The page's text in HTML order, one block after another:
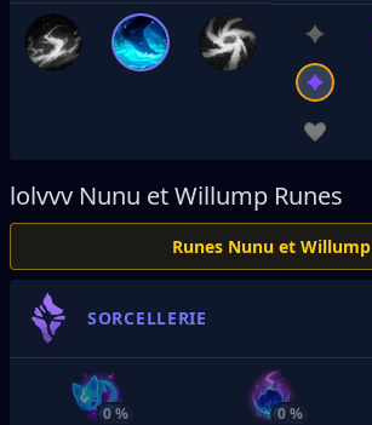
lolvvv Nunu et Willump Runes
Runes Nunu et Willump
SORCELLERIE
0 % 0 %